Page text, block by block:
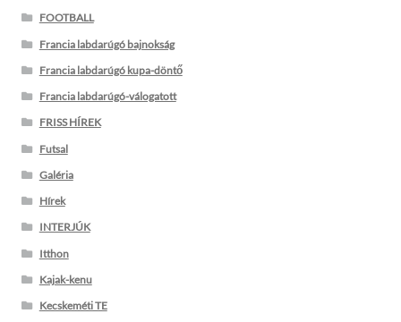
FOOTBALL
Francia labdarúgó bajnokság
Francia labdarúgó kupa-döntő
Francia labdarúgó-válogatott
FRISS HÍREK
Futsal
Galéria
Hírek
INTERJÚK
Itthon
Kajak-kenu
Kecskeméti TE